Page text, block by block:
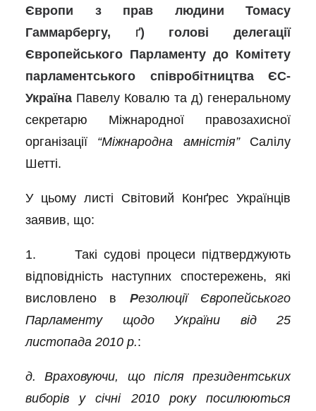
Європи з прав людини Томасу
Гаммарбергу, ґ) голові делегації
Європейського Парламенту до Комітету
парламентського співробітництва ЄС-
Україна Павелу Ковалю та д) генеральному
секретарю Міжнародної правозахисної
організації “Міжнародна амністія”Салілу
Шетті.
У цьому листі Світовий Конґрес Українців
заявив, що:
1. Такі судові процеси підтверджують
відповідність наступних спостережень, які
висловлено в Резолюції Європейського
Парламенту щодо України від 25
листопада 2010 р.:
д. Враховуючи, що після президентських
виборів у січні 2010 року посилюються